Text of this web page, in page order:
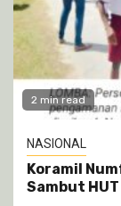
2 min read
NASIONAL
Koramil
Sambut HUT